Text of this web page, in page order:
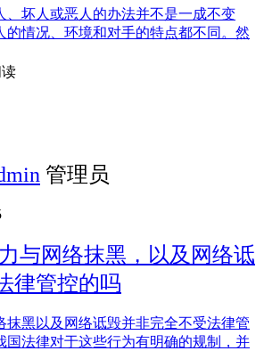
、坏人或恶人的办法并不是一成不变
的情况、环境和对手的特点都不同。然
读
管理员
与网络抹黑，以及网络诋
律管控的吗
抹黑以及网络诋毁并非完全不受法律管
国法律对于这些行为有明确的规制，并